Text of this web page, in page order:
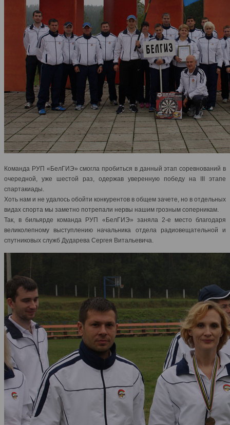
Команда РУП «БелГИЭ» смогла пробиться в данный этап соревнований в
очередной, уже шестой раз, одержав уверенную победу на III этапе
спартакиады.
Хоть нам и не удалось обойти конкурентов в общем зачете, но в отдельных
видах спорта мы заметно потрепали нервы нашим грозным соперникам.
Так, в бильярде команда РУП «БелГИЭ» заняла 2-е место благодаря
великолепному выступлению начальника отдела радиовещательной и
спутниковых служб Дударева Сергея Витальевича.